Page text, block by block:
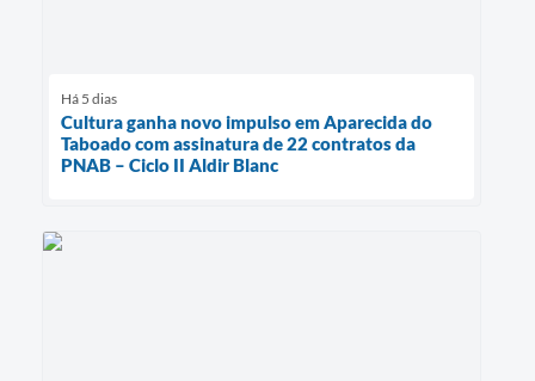
Há 5 dias
Cultura ganha novo impulso em Aparecida do
Taboado com assinatura de 22 contratos da
PNAB – Ciclo II Aldir Blanc